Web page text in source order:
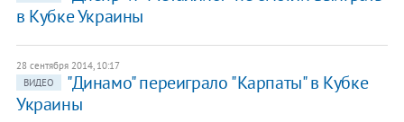
в Кубке Украины
28 сентября 2014, 10:17
ВИДЕО
"Динамо" переиграло "Карпаты" в Кубке
Украины